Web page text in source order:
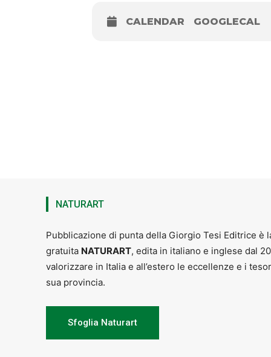
CALENDAR GOOGLECAL
NATURART
Pubblicazione di punta della Giorgio Tesi Editrice è
gratuita NATURART, edita in italiano e inglese dal
valorizzare in Italia e all’estero le eccellenze e i
sua provincia.
Sfoglia Naturart